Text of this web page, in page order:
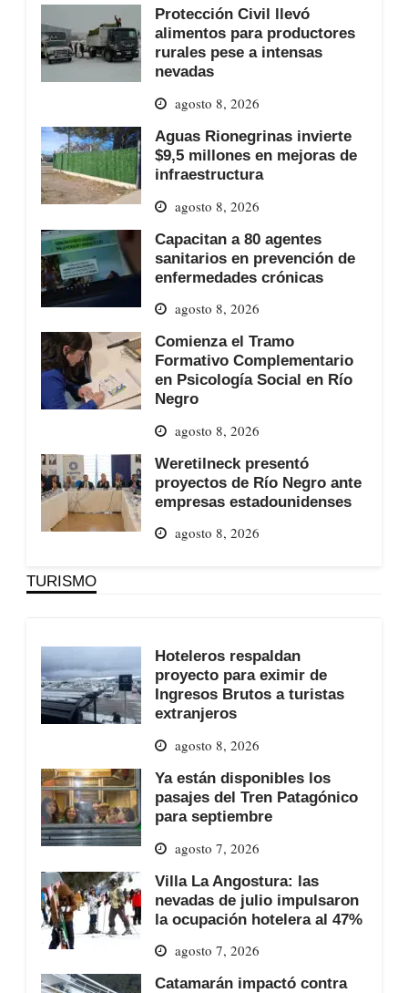
Protección Civil llevó
alimentos para productores
rurales pese a intensas
nevadas
agosto 8, 2026
Aguas Rionegrinas invierte
$9,5 millones en mejoras de
infraestructura
agosto 8, 2026
Capacitan a 80 agentes
sanitarios en prevención de
enfermedades crónicas
agosto 8, 2026
Comienza el Tramo
Formativo Complementario
en Psicología Social en Río
Negro
agosto 8, 2026
Weretilneck presentó
proyectos de Río Negro ante
empresas estadounidenses
agosto 8, 2026
TURISMO
Hoteleros respaldan
proyecto para eximir de
Ingresos Brutos a turistas
extranjeros
agosto 8, 2026
Ya están disponibles los
pasajes del Tren Patagónico
para septiembre
agosto 7, 2026
Villa La Angostura: las
nevadas de julio impulsaron
la ocupación hotelera al 47%
agosto 7, 2026
Catamarán impactó contra